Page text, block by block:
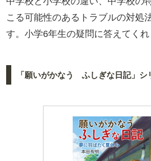
こる可能性のあるトラブルの対処
す。小学6年生の疑問に答えてくれ
「願いがかなう ふしぎな日記」シ